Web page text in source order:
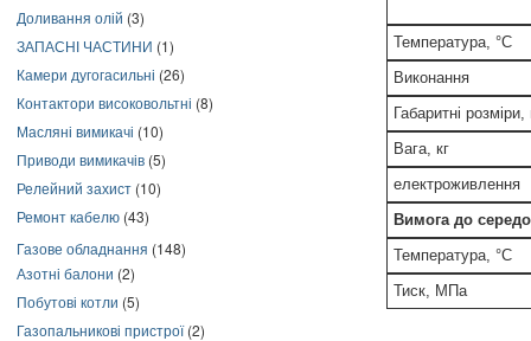
Доливання олій (3)
ЗАПАСНІ ЧАСТИНИ (1)
Камери дугогасильні (26)
Контактори високовольтні (8)
Масляні вимикачі (10)
Приводи вимикачів (5)
Релейний захист (10)
Ремонт кабелю (43)
Газове обладнання (148)
Азотні балони (2)
Побутові котли (5)
Газопальникові пристрої(2)
Температура, °С
Виконання
Габаритні
Вага, кг
електроживлення
Вимога до
Температура, °С
Тиск, МПа